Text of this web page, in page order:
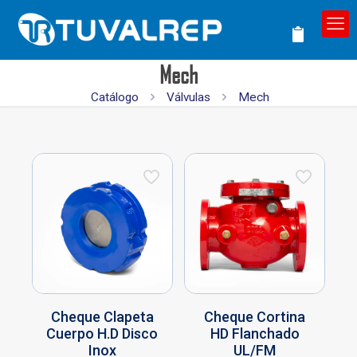
Mech
Catálogo Válvulas Mech
Cheque Clapeta
Cuerpo H.D Disco
Inox
Cheque Cortina
HD Flanchado
UL/FM